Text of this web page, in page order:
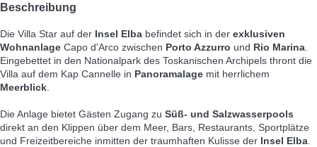
Beschreibung
Die Villa Star auf der Insel Elba befindet sich in der exklusiven
Wohnanlage Capo d'Arco zwischen Porto Azzurro und Rio Marina
Eingebettet in den Nationalpark des Toskanischen Archipels thront die
Villa auf dem Kap Cannelle in Panoramalage mit herrlichem
Meerblick
Die Anlage bietet Gästen Zugang zu Süß- und Salzwasserpools
direkt an den Klippen über dem Meer, Bars, Restaurants, Sportplätze
und Freizeitbereiche inmitten der traumhaften Kulisse der Insel Elba